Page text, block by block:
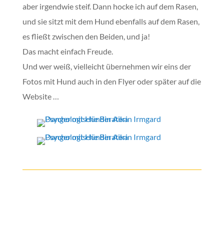
aber irgendwie steif. Dann hocke ich auf dem Rasen,
und sie sitzt mit dem Hund ebenfalls auf dem Rasen,
es fließt zwischen den Beiden, und ja!
Das macht einfach Freude.
Und wer weiß, vielleicht übernehmen wir eins der
Fotos mit Hund auch in den Flyer oder später auf die
Website …